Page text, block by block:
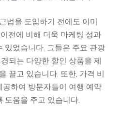
법을 도입하기 전에도 이미
전에 비해 더욱 마케팅 성과
있었습니다. 그들은 주요 관광
되는 다양한 할인 상품을 제
끌고 있습니다. 또한, 가격 비
하여 방문자들이 여행 예약
도움을 주고 있습니다.